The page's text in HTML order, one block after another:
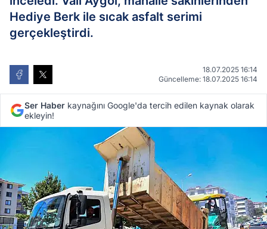
Hediye Berk ile sıcak asfalt serimi
gerçekleştirdi.
18.07.2025 16:14
Güncelleme: 18.07.2025 16:14
Ser Haber kaynağını Google'da tercih edilen kaynak olarak
ekleyin!